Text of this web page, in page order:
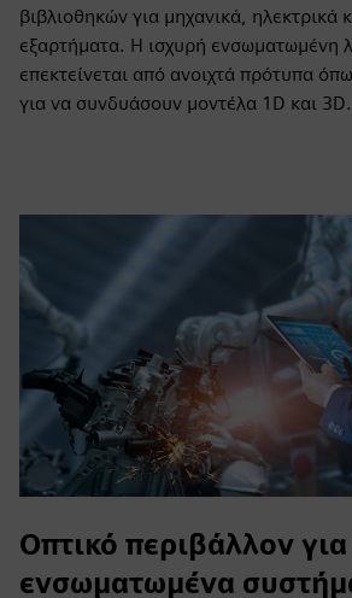
βιβλιοθηκών για μηχανικά, ηλεκτρικά
εξαρτήματα. Η ισχυρή ενσωματωμένη
επεκτείνεται από ανοιχτά πρότυπα
για να συνδυάσουν μοντέλα 1D και 3D.
Οπτικό περιβάλλον για
ενσωματωμένα